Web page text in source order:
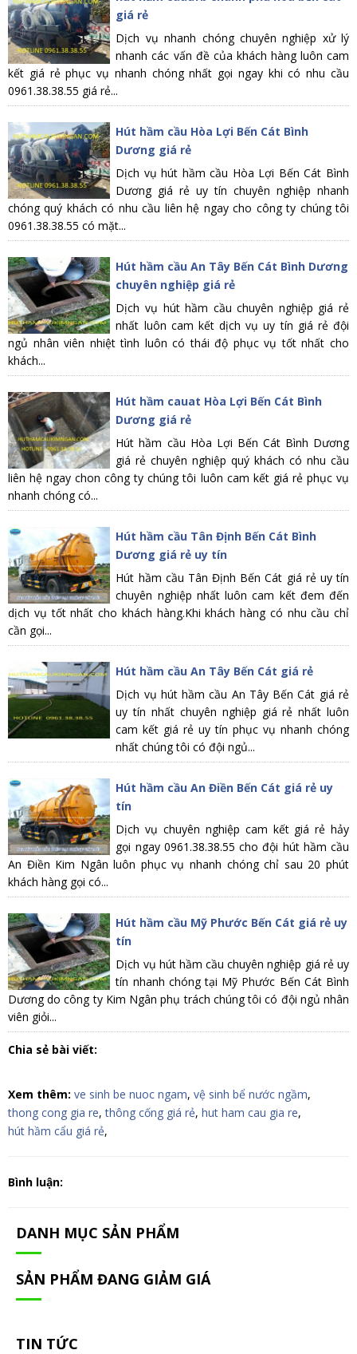
giá rẻ
Dịch vụ nhanh chóng chuyên nghiệp xử lý
nhanh các vấn đề của khách hàng luôn cam
kết giá rẻ phục vụ nhanh chóng nhất gọi ngay khi có nhu cầu
0961.38.38.55 giá rẻ...
Hút hầm cầu Hòa Lợi Bến Cát Bình
Dương giá rẻ
Dịch vụ hút hầm cầu Hòa Lợi Bến Cát Bình
Dương giá rẻ uy tín chuyên nghiệp nhanh
chóng quý khách có nhu cầu liên hệ ngay cho công ty chúng tôi
0961.38.38.55 có mặt...
Hút hầm cầu An Tây Bến Cát Bình Dương
chuyên nghiệp giá rẻ
Dịch vụ hút hầm cầu chuyên nghiệp giá rẻ
nhất luôn cam kết dịch vụ uy tín giá rẻ đội
ngủ nhân viên nhiệt tình luôn có thái độ phục vụ tốt nhất cho
khách...
Hút hầm cauat Hòa Lợi Bến Cát Bình
Dương giá rẻ
Hút hầm cầu Hòa Lợi Bến Cát Bình Dương
giá rẻ chuyên nghiệp quý khách có nhu cầu
liên hệ ngay chon công ty chúng tôi luôn cam kết giá rẻ phục vụ
nhanh chóng có...
Hút hầm cầu Tân Định Bến Cát Bình
Dương giá rẻ uy tín
Hút hầm cầu Tân Định Bến Cát giá rẻ uy tín
chuyên nghiệp nhất luôn cam kết đem đến
dịch vụ tốt nhất cho khách hàng.Khi khách hàng có nhu cầu chỉ
cần gọi...
Hút hầm cầu An Tây Bến Cát giá rẻ
Dịch vụ hút hầm cầu An Tây Bến Cát giá rẻ
uy tín nhất chuyên nghiệp giá rẻ nhất luôn
cam kết giá rẻ uy tín phục vụ nhanh chóng
nhất chúng tôi có đội ngủ...
Hút hầm cầu An Điền Bến Cát giá rẻ uy
tín
Dịch vụ chuyên nghiệp cam kết giá rẻ hảy
gọi ngay 0961.38.38.55 cho đội hút hầm cầu
An Điền Kim Ngân luôn phục vụ nhanh chóng chỉ sau 20 phút
khách hàng gọi có...
Hút hầm cầu Mỹ Phước Bến Cát giá rẻ uy
tín
Dịch vụ hút hầm cầu chuyên nghiệp giá rẻ uy
tín nhanh chóng tại Mỹ Phước Bến Cát Bình
Dương do công ty Kim Ngân phụ trách chúng tôi có đội ngủ nhân
viên giỏi...
Chia sẻ bài viết:
Xem thêm: ve sinh be nuoc ngam, vệ sinh bể nước ngầm,
thong cong gia re, thông cống giá rẻ, hut ham cau gia re,
hút hầm cẩu giá rẻ,
Bình luận:
DANH MỤC SẢN PHẨM
SẢN PHẨM ĐANG GIẢM GIÁ
TIN TỨC